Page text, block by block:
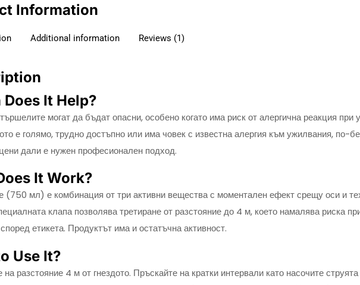
Information
Additional information Reviews (1)
Does It Help?
могат да бъдат опасни, особено когато има риск от алергична реакция при
е голямо, трудно достъпно или има човек с известна алергия към ужилвания, по-
дали е нужен професионален подход.
It Work?
(750 мл) е комбинация от три активни вещества с моментален ефект срещу оси и
клапа позволява третиране от разстояние до 4 м, което намалява риска
етикета. Продуктът има и остатъчна активност.
Use It?
на разстояние 4 м от гнездото. Пръскайте на кратки интервали като насочите